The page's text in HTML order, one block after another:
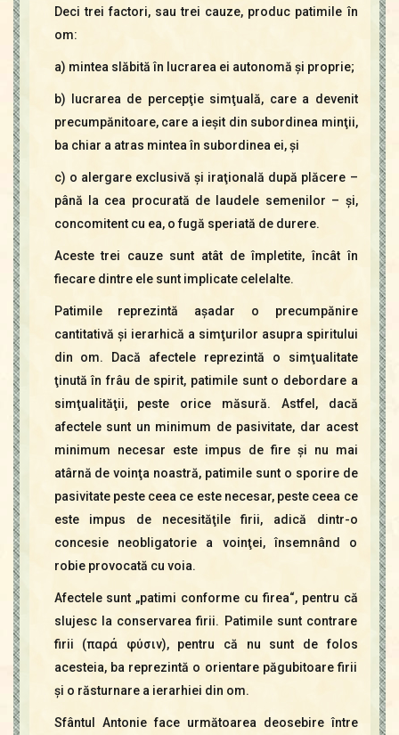
Deci trei factori, sau trei cauze, produc patimile în
om:
a) mintea slăbită în lucrarea ei autonomă şi proprie;
b) lucrarea de percepţie simţuală, care a devenit
precumpănitoare, care a ieşit din subordinea minţii,
ba chiar a atras mintea în subordinea ei, şi
c) o alergare exclusivă şi iraţională după plăcere –
până la cea procurată de laudele semenilor – şi,
concomitent cu ea, o fugă speriată de durere.
Aceste trei cauze sunt atât de împletite, încât în
fiecare dintre ele sunt implicate celelalte.
Patimile reprezintă aşadar o precumpănire
cantitativă şi ierarhică a simţurilor asupra spiritului
din om. Dacă afectele reprezintă o simţualitate
ţinută în frâu de spirit, patimile sunt o debordare a
simţualităţii, peste orice măsură. Astfel, dacă
afectele sunt un minimum de pasivitate, dar acest
minimum necesar este impus de fire şi nu mai
atârnă de voinţa noastră, patimile sunt o sporire de
pasivitate peste ceea ce este necesar, peste ceea ce
este impus de necesităţile firii, adică dintr-o
concesie neobligatorie a voinţei, însemnând o
robie provocată cu voia.
Afectele sunt „patimi conforme cu firea“, pentru că
slujesc la conservarea firii. Patimile sunt contrare
firii (παρά φύσιν), pentru că nu sunt de folos
acesteia, ba reprezintă o orientare păgubitoare firii
şi o răsturnare a ierarhiei din om.
Sfântul Antonie face următoarea deosebire între